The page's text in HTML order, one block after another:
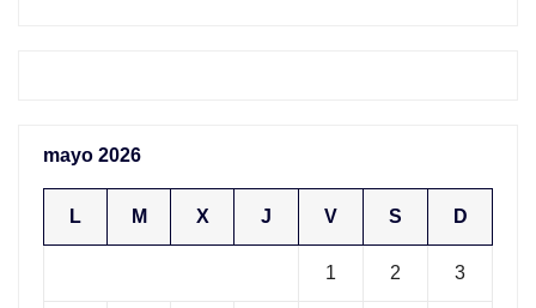
mayo 2026
L M X J V S D
1 2 3